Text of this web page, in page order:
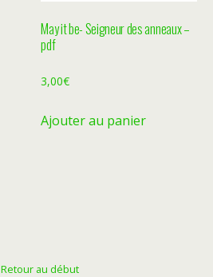
May it be- Seigneur des anneaux –
pdf
3,00€
Ajouter au panier
Retour au début